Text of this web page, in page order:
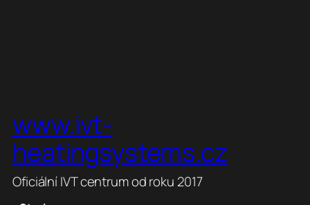
www.ivt-
heatingsystems.cz
Oficiální IVT centrum od roku 2017